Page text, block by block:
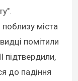
міста
помітили
підтвердили,
до падіння